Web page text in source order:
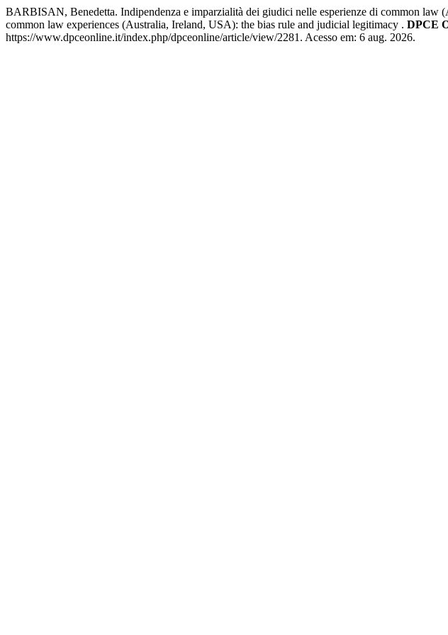
BARBISAN, Benedetta. Indipendenza e imparzialità dei giudici nelle esperienze di common
common law experiences (Australia, Ireland, USA): the bias rule and judicial legitimacy . DPCE
https://www.dpceonline.it/index.php/dpceonline/article/view/2281. Acesso em: 6 aug. 2026.